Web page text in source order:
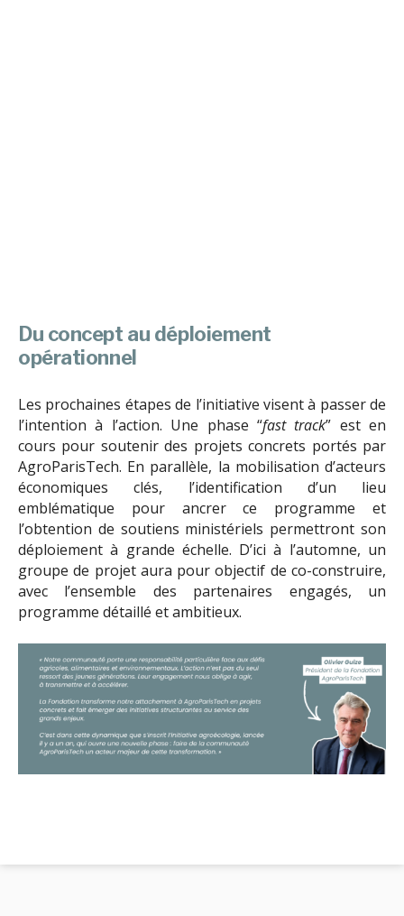
Du concept au déploiement
opérationnel
Les prochaines étapes de l’initiative visent à passer de
l’intention à l’action. Une phase “fast track” est en
cours pour soutenir des projets concrets portés par
AgroParisTech. En parallèle, la mobilisation d’acteurs
économiques clés, l’identification d’un lieu
emblématique pour ancrer ce programme et
l’obtention de soutiens ministériels permettront son
déploiement à grande échelle. D’ici à l’automne, un
groupe de projet aura pour objectif de co-construire,
avec l’ensemble des partenaires engagés, un
programme détaillé et ambitieux.